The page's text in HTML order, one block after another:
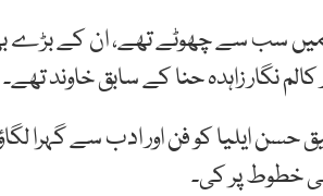
میں سب سے چھوٹے تھے، ان کے بڑے
نگار زاہدہ حنا کے سابق خاوند تھے۔
حسن ایلیا کو فن اور ادب سے گہرا
خطوط پر کی۔